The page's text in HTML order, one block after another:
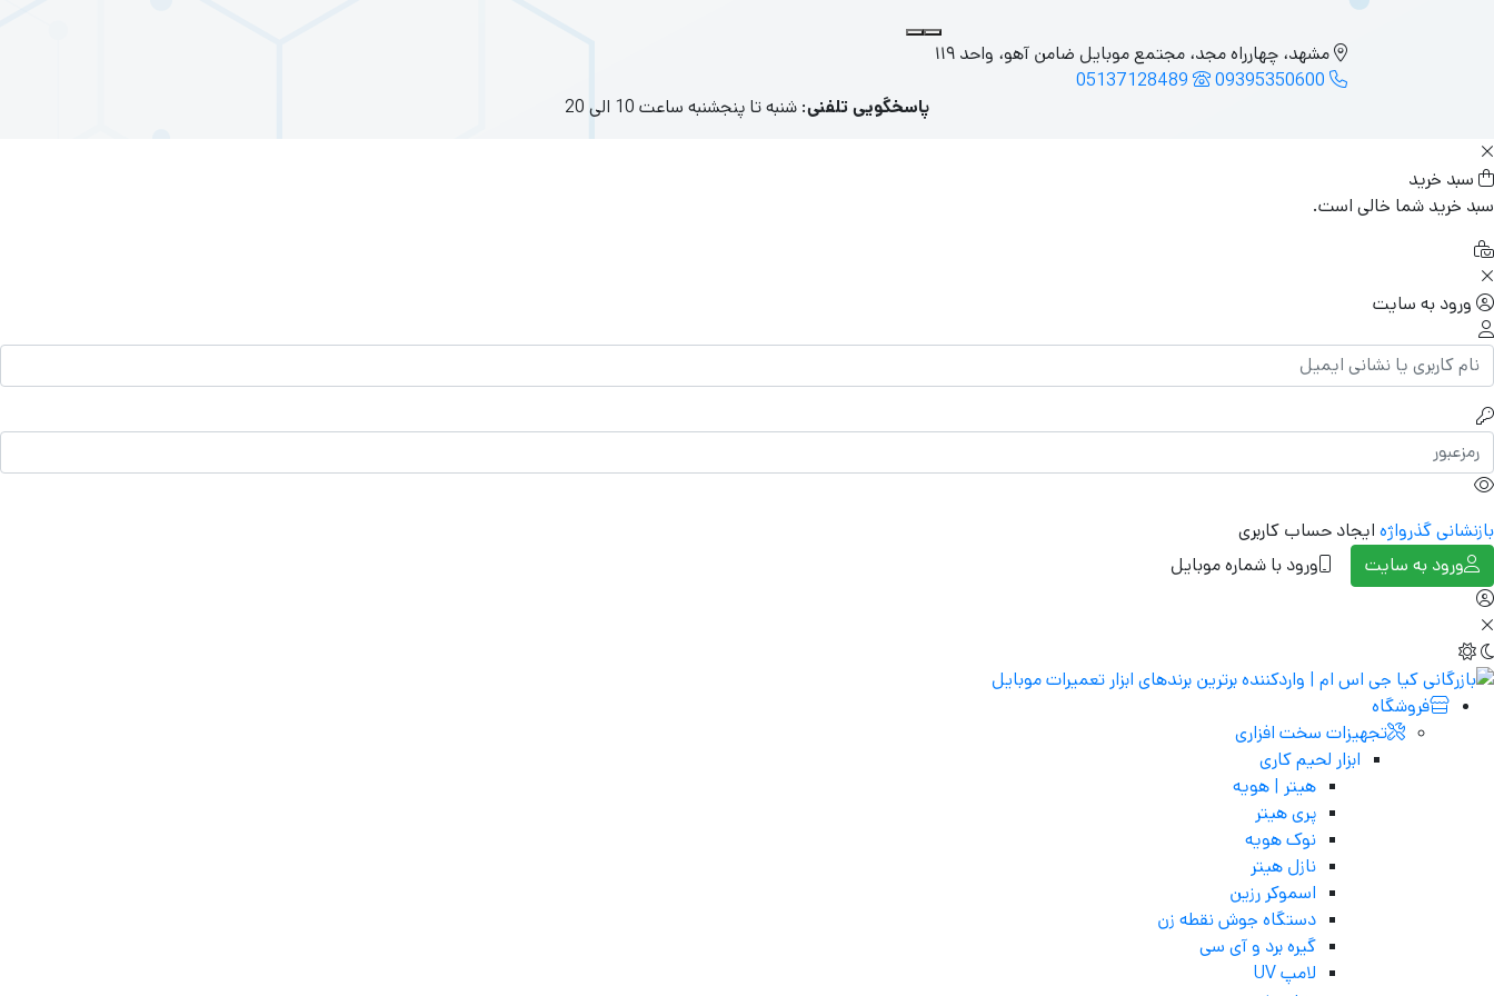
مشهد، چهارراه مجد، مجتمع موبایل ضامن آهو، واحد ۱۱۹
09395350600
05137128489
پاسخگویی تلفنی: شنبه تا پنجشنبه ساعت 10 الی 20
سبد خرید
سبد خرید شما خالی است.
ورود به سایت
بازنشانی گذرواژه ایجاد حساب کاربری
ورود به سایت
ورود با شماره موبایل
فروشگاه
تجهیزات سخت افزاری
ابزار لحیم کاری
هیتر | هویه
پری هیتر
نوک هویه
نازل هیتر
اسموکر رزین
دستگاه جوش نقطه زن
گیره برد و آی سی
لامپ UV